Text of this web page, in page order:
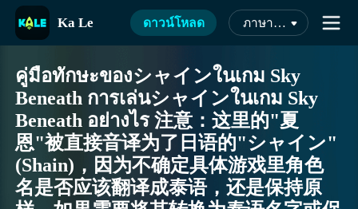
Ka Le ดาวน์โหลด ภาษาไทย
คู่มือทักษะของシャインในเกม Sky
Beneath การเล่นシャインในเกม Sky
Beneath อย่างไร 注意：这里的"夏
恩"被直接音译为了日语的"シャイン"
(Shain)，因为不确定具体游戏里角色
名是否应该翻译成泰语，还是保持原